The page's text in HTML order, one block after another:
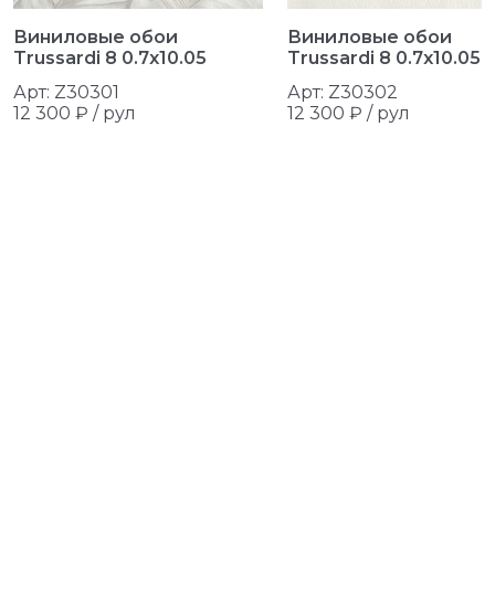
Виниловые обои
Trussardi 8 0.7x10.05
Арт: Z30301
12 300 ₽ / рул
Виниловые обои
Trussardi 8 0.7x10.05
Арт: Z30302
12 300 ₽ / рул